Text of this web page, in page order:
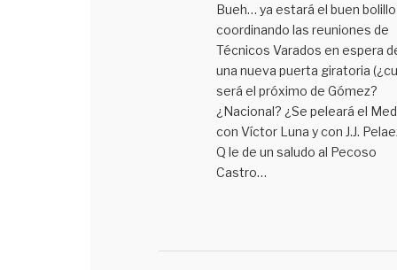
Bueh… ya estará el buen bolillo
coordinando las reuniones de
Técnicos Varados en espera
una nueva puerta giratoria
será el próximo de Gómez?
¿Nacional? ¿Se peleará el
con Víctor Luna y con J.J.
Q le de un saludo al Pecoso
Castro…